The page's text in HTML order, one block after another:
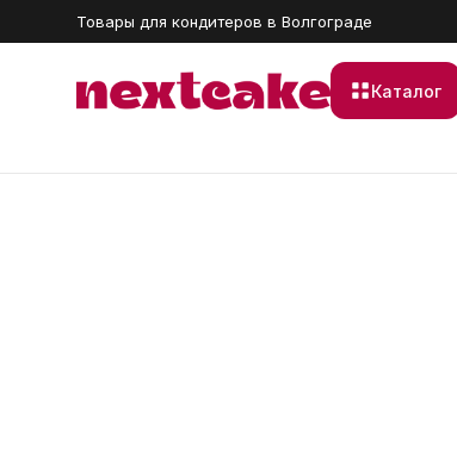
Товары для кондитеров в Волгограде
Каталог